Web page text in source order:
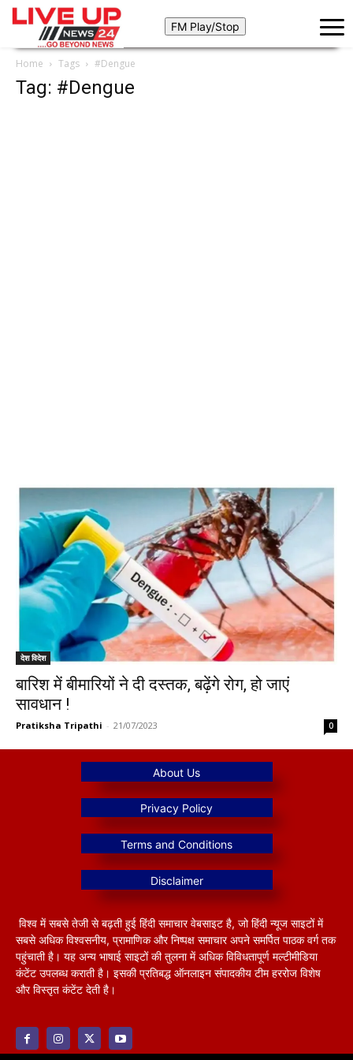
Home Tags #Dengue
Tag: #Dengue
देश विदेश
बारिश में बीमारियों ने दी दस्तक, बढ़ेंगे रोग, हो जाएं
सावधान !
Pratiksha Tripathi - 21/07/2023 0
विश्व में सबसे तेजी से बढ़ती हुई हिंदी समाचार वेबसाइट है, जो हिंदी न्यूज साइटों में
सबसे अधिक विश्वसनीय, प्रामाणिक और निष्पक्ष समाचार अपने समर्पित पाठक वर्ग तक
पहुंचाती है। यह अन्य भाषाई साइटों की तुलना में अधिक विविधतापूर्ण मल्टीमीडिया
कंटेंट उपलब्ध कराती है। इसकी प्रतिबद्ध ऑनलाइन संपादकीय टीम हररोज विशेष
और विस्तृत कंटेंट देती है।